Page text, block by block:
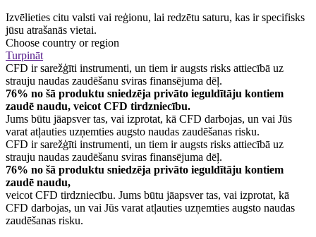
Izvēlieties citu valsti vai reģionu, lai redzētu saturu, kas ir specifisks
jūsu atrašanās vietai.
Choose country or region
Turpināt
CFD ir sarežģīti instrumenti, un tiem ir augsts risks attiecībā uz
strauju naudas zaudēšanu sviras finansējuma dēļ.
76% no šā produktu sniedzēja privāto ieguldītāju kontiem
zaudē naudu, veicot CFD tirdzniecību.
Jums būtu jāapsver tas, vai izprotat, kā CFD darbojas, un vai Jūs
varat atļauties uzņemties augsto naudas zaudēšanas risku.
CFD ir sarežģīti instrumenti, un tiem ir augsts risks attiecībā uz
strauju naudas zaudēšanu sviras finansējuma dēļ.
76% no šā produktu sniedzēja privāto ieguldītāju kontiem
zaudē naudu,
veicot CFD tirdzniecību. Jums būtu jāapsver tas, vai izprotat, kā
CFD darbojas, un vai Jūs varat atļauties uzņemties augsto naudas
zaudēšanas risku.